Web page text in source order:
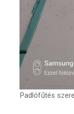
Padlófűtés